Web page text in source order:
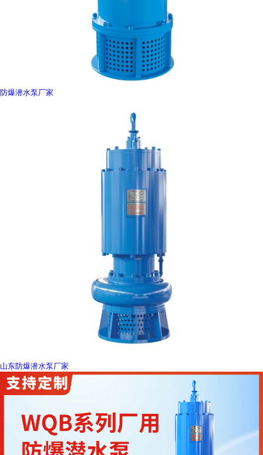
防爆潜水泵厂家
山东防爆潜水泵厂家